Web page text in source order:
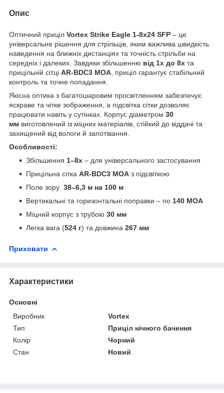
Опис
Оптичний приціл Vortex Strike Eagle 1-8x24 SFP – це
універсальне рішення для стрільців, яким важлива швидкість
наведення на ближніх дистанціях та точність стрільби на
середніх і далеких. Завдяки збільшенню від 1x до 8x та
прицільній сітці AR-BDC3 MOA , приціл гарантує стабільний
контроль та точне попадання.
Якісна оптика з багатошаровим просвітленням забезпечує
яскраве та чітке зображення, а підсвітка сітки дозволяє
працювати навіть у сутінках. Корпус діаметром 30
мм виготовлений із міцних матеріалів, стійкий до віддачі та
захищений від вологи й запотівання.
Особливості:
Збільшення 1–8x – для універсального застосування
Прицільна сітка AR-BDC3 MOA з підсвіткою
Поле зору: 38–6,3 м на 100 м
Вертикальні та горизонтальні поправки – по 140 МОА
Міцний корпус з трубою 30 мм
Легка вага (524 г) та довжина 267 мм
Приховати
Характеристики
Основні
Виробник
Vortex
Тип
Приціл нічного бачення
Колір
Чорний
Стан
Новий